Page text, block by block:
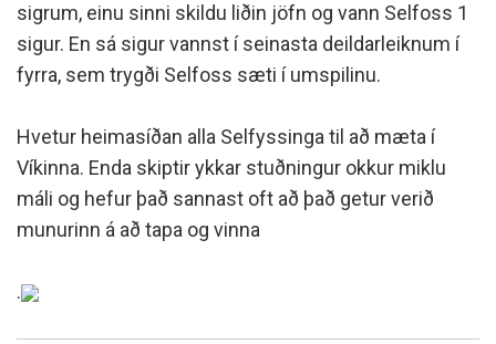
sigrum, einu sinni skildu liðin jöfn og vann Selfoss 1
sigur. En sá sigur vannst í seinasta deildarleiknum í
fyrra, sem trygði Selfoss sæti í umspilinu.
Hvetur heimasíðan alla Selfyssinga til að mæta í
Víkinna. Enda skiptir ykkar stuðningur okkur miklu
máli og hefur það sannast oft að það getur verið
munurinn á að tapa og vinna
.